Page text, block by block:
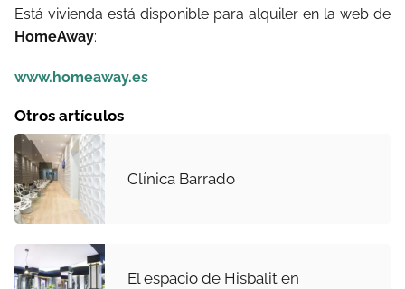
Está vivienda está disponible para alquiler en la web de
HomeAway:
www.homeaway.es
Otros artículos
Clínica Barrado
El espacio de Hisbalit en